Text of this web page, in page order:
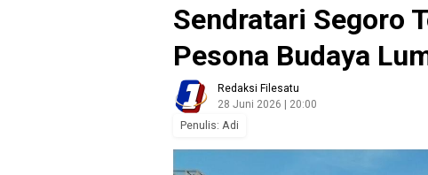
Sendratari Segoro
Pesona Budaya
Redaksi Filesatu
28 Juni 2026 | 20:00
Penulis: Adi